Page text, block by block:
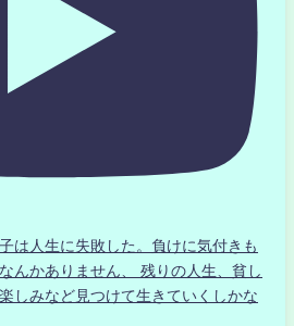
は人生に失敗した。負けに気付きも
んかありません、 残りの人生、貧し
しみなど見つけて生きていくしかな